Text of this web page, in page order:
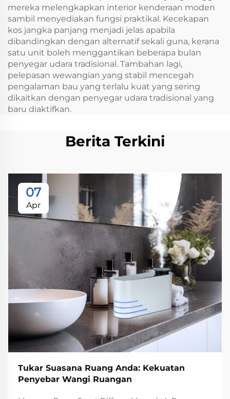
mereka melengkapkan interior kenderaan moden
sambil menyediakan fungsi praktikal. Kecekapan
kos jangka panjang menjadi jelas apabila
dibandingkan dengan alternatif sekali guna, kerana
satu unit boleh menggantikan beberapa bulan
penyegar udara tradisional. Tambahan lagi,
pelepasan wewangian yang stabil mencegah
pengalaman bau yang terlalu kuat yang sering
dikaitkan dengan penyegar udara tradisional yang
baru diaktifkan.
Berita Terkini
07
Apr
Tukar Suasana Ruang Anda: Kekuatan
Penyebar Wangi Ruangan